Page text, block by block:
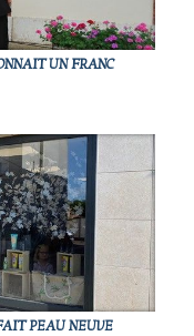
UN FRANC
PEAU NEUVE